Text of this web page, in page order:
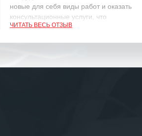
новые для себя виды работ и оказать
консультационные услуги, что
характеризует их как профессионалов
ответственного и надежного поставщика
ЧИТАТЬ ВЕСЬ ОТЗЫВ